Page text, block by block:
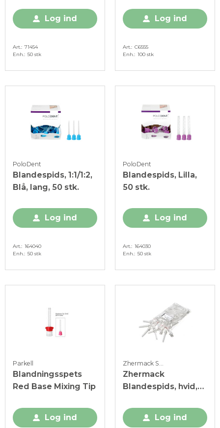
Log ind
Art.
71454
Enh.
50 stk
Log ind
Art.
C6555
Enh.
100 stk
PoloDent
Blandespids, 1:1/1:2,
Blå, lang, 50 stk.
Log ind
Art. 164040
Enh. 50 stk
PoloDent
Blandespids, Lilla,
50 stk.
Log ind
Art. 164030
Enh. 50 stk
Parkell
Blandningsspets
Red Base Mixing Tip
Log ind
Zhermack Spa
Zhermack
Blandespids, hvid,
Log ind